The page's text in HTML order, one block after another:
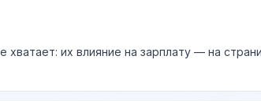
хватает: их влияние на зарплату — на